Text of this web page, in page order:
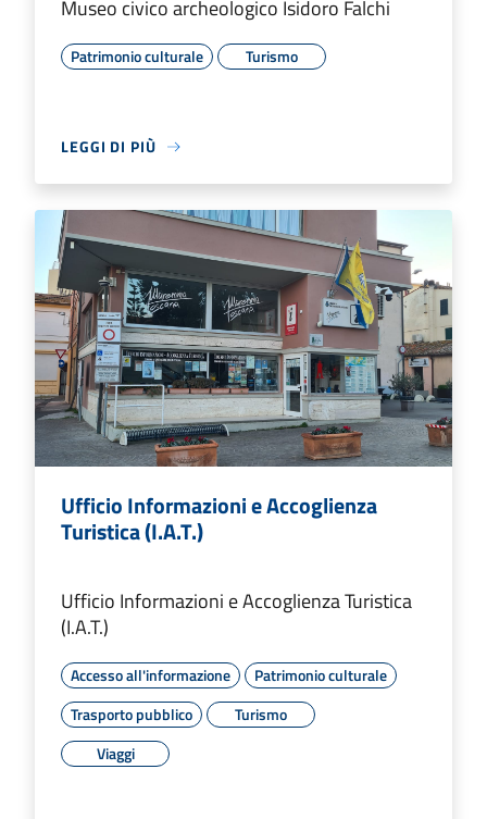
Museo civico archeologico Isidoro Falchi
Patrimonio culturale Turismo
LEGGI DI PIÙ
Ufficio Informazioni e Accoglienza
Turistica (I.A.T.)
Ufficio Informazioni e Accoglienza Turistica
(I.A.T.)
Accesso all'informazione
Patrimonio culturale
Trasporto pubblico
Turismo
Viaggi